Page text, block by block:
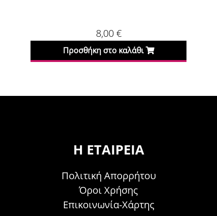
Προσθήκη στο καλάθι
Η ΕΤΑΙΡΕΊΑ
Πολιτική Απορρήτου
Όροι Χρήσης
Επικοινωνία-Χάρτης